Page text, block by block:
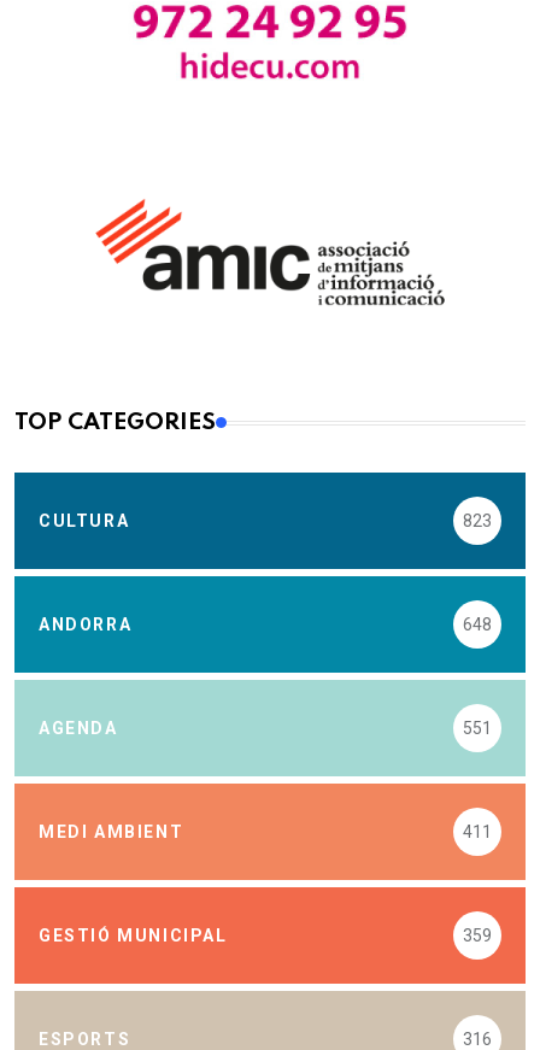
TOP CATEGORIES
CULTURA 823
ANDORRA 648
AGENDA 551
MEDI AMBIENT 411
GESTIÓ MUNICIPAL 359
ESPORTS 316